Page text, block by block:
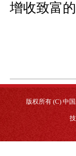
增收致富
版权所有 (C) 中